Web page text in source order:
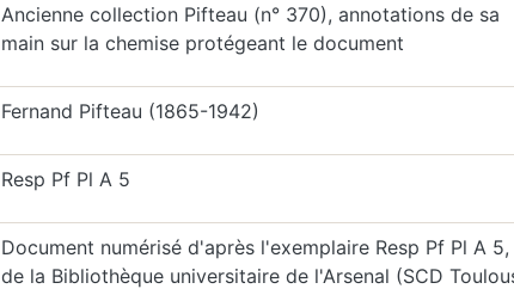
Ancienne collection Pifteau (n° 370), annotations de sa
main sur la chemise protégeant le document
Fernand Pifteau (1865-1942)
Resp Pf Pl A 5
Document numérisé d'après l'exemplaire Resp Pf Pl A 5,
de la Bibliothèque universitaire de l'Arsenal (SCD